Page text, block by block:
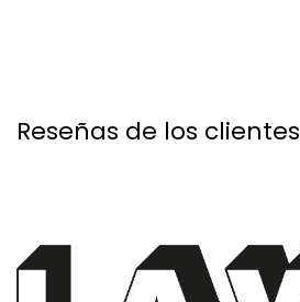
Reseñas de los clientes